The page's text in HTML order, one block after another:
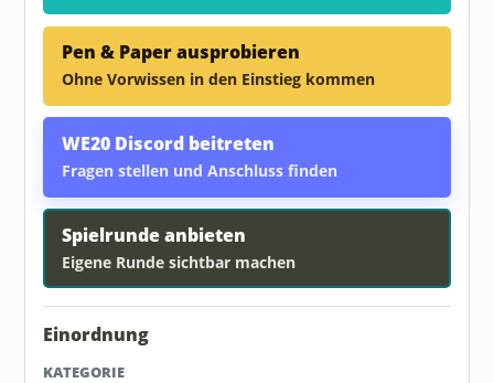
Pen & Paper ausprobieren
Ohne Vorwissen in den Einstieg kommen
WE20 Discord beitreten
Fragen stellen und Anschluss finden
Spielrunde anbieten
Eigene Runde sichtbar machen
Einordnung
KATEGORIE